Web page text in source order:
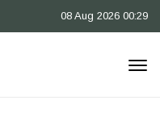
08 Aug 2026 00:29